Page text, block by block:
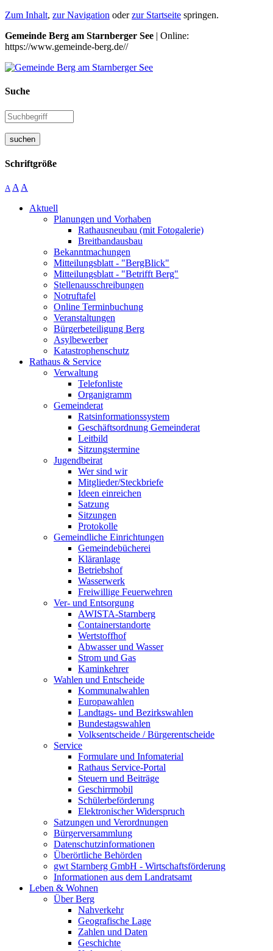
Zum Inhalt, zur Navigation oderzur Startseite springen.
Gemeinde Berg am Starnberger See | Online:
https://www.gemeinde-berg.de//
Suche
suchen
Schriftgröße
A A A
Aktuell
Planungen und Vorhaben
Rathausneubau (mit Fotogalerie)
Breitbandausbau
Bekanntmachungen
Mitteilungsblatt - "BergBlick"
Mitteilungsblatt - "Betrifft Berg"
Stellenausschreibungen
Notruftafel
Online Terminbuchung
Veranstaltungen
Bürgerbeteiligung Berg
Asylbewerber
Katastrophenschutz
Rathaus & Service
Verwaltung
Telefonliste
Organigramm
Gemeinderat
Ratsinformationssystem
Geschäftsordnung Gemeinderat
Leitbild
Sitzungstermine
Jugendbeirat
Wer sind wir
Mitglieder/Steckbriefe
Ideen einreichen
Satzung
Sitzungen
Protokolle
Gemeindliche Einrichtungen
Gemeindebücherei
Kläranlage
Betriebshof
Wasserwerk
Freiwillige Feuerwehren
Ver- und Entsorgung
AWISTA-Starnberg
Containerstandorte
Wertstoffhof
Abwasser und Wasser
Strom und Gas
Kaminkehrer
Wahlen und Entscheide
Kommunalwahlen
Europawahlen
Landtags- und Bezirkswahlen
Bundestagswahlen
Volksentscheide / Bürgerentscheide
Service
Formulare und Infomaterial
Rathaus Service-Portal
Steuern und Beiträge
Geschirrmobil
Schülerbeförderung
Elektronischer Widerspruch
Satzungen und Verordnungen
Bürgerversammlung
Datenschutzinformationen
Überörtliche Behörden
gwt Starnberg GmbH - Wirtschaftsförderung
Informationen aus dem Landratsamt
Leben & Wohnen
Über Berg
Nahverkehr
Geografische Lage
Zahlen und Daten
Geschichte